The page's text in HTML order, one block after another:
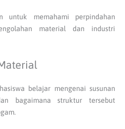
untuk memahami perpindahan
material dan industri
belajar mengenai susunan
bagaimana struktur tersebut